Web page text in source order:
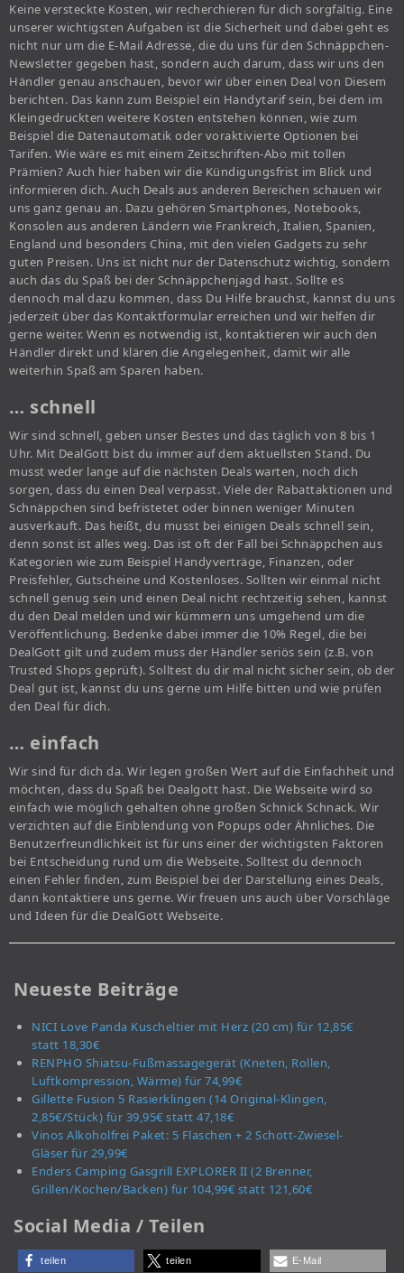
Keine versteckte Kosten, wir recherchieren für dich sorgfältig. Eine
unserer wichtigsten Aufgaben ist die Sicherheit und dabei geht es
nicht nur um die E-Mail Adresse, die du uns für den Schnäppchen-
Newsletter gegeben hast, sondern auch darum, dass wir uns den
Händler genau anschauen, bevor wir über einen Deal von Diesem
berichten. Das kann zum Beispiel ein Handytarif sein, bei dem im
Kleingedruckten weitere Kosten entstehen können, wie zum
Beispiel die Datenautomatik oder voraktivierte Optionen bei
Tarifen. Wie wäre es mit einem Zeitschriften-Abo mit tollen
Prämien? Auch hier haben wir die Kündigungsfrist im Blick und
informieren dich. Auch Deals aus anderen Bereichen schauen wir
uns ganz genau an. Dazu gehören Smartphones, Notebooks,
Konsolen aus anderen Ländern wie Frankreich, Italien, Spanien,
England und besonders China, mit den vielen Gadgets zu sehr
guten Preisen. Uns ist nicht nur der Datenschutz wichtig, sondern
auch das du Spaß bei der Schnäppchenjagd hast. Sollte es
dennoch mal dazu kommen, dass Du Hilfe brauchst, kannst du uns
jederzeit über das Kontaktformular erreichen und wir helfen dir
gerne weiter. Wenn es notwendig ist, kontaktieren wir auch den
Händler direkt und klären die Angelegenheit, damit wir alle
weiterhin Spaß am Sparen haben.
… schnell
Wir sind schnell, geben unser Bestes und das täglich von 8 bis 1
Uhr. Mit DealGott bist du immer auf dem aktuellsten Stand. Du
musst weder lange auf die nächsten Deals warten, noch dich
sorgen, dass du einen Deal verpasst. Viele der Rabattaktionen und
Schnäppchen sind befristetet oder binnen weniger Minuten
ausverkauft. Das heißt, du musst bei einigen Deals schnell sein,
denn sonst ist alles weg. Das ist oft der Fall bei Schnäppchen aus
Kategorien wie zum Beispiel Handyverträge, Finanzen, oder
Preisfehler, Gutscheine und Kostenloses. Sollten wir einmal nicht
schnell genug sein und einen Deal nicht rechtzeitig sehen, kannst
du den Deal melden und wir kümmern uns umgehend um die
Veröffentlichung. Bedenke dabei immer die 10% Regel, die bei
DealGott gilt und zudem muss der Händler seriös sein (z.B. von
Trusted Shops geprüft). Solltest du dir mal nicht sicher sein, ob der
Deal gut ist, kannst du uns gerne um Hilfe bitten und wie prüfen
den Deal für dich.
… einfach
Wir sind für dich da. Wir legen großen Wert auf die Einfachheit und
möchten, dass du Spaß bei Dealgott hast. Die Webseite wird so
einfach wie möglich gehalten ohne großen Schnick Schnack. Wir
verzichten auf die Einblendung von Popups oder Ähnliches. Die
Benutzerfreundlichkeit ist für uns einer der wichtigsten Faktoren
bei Entscheidung rund um die Webseite. Solltest du dennoch
einen Fehler finden, zum Beispiel bei der Darstellung eines Deals,
dann kontaktiere uns gerne. Wir freuen uns auch über Vorschläge
und Ideen für die DealGott Webseite.
Neueste Beiträge
NICI Love Panda Kuscheltier mit Herz (20 cm) für 12,85€
statt 18,30€
RENPHO Shiatsu-Fußmassagegerät (Kneten, Rollen,
Luftkompression, Wärme) für 74,99€
Gillette Fusion 5 Rasierklingen (14 Original-Klingen,
2,85€/Stück) für 39,95€ statt 47,18€
Vinos Alkoholfrei Paket: 5 Flaschen + 2 Schott-Zwiesel-
Gläser für 29,99€
Enders Camping Gasgrill EXPLORER II (2 Brenner,
Grillen/Kochen/Backen) für 104,99€ statt 121,60€
Social Media / Teilen
teilen teilen E-Mail